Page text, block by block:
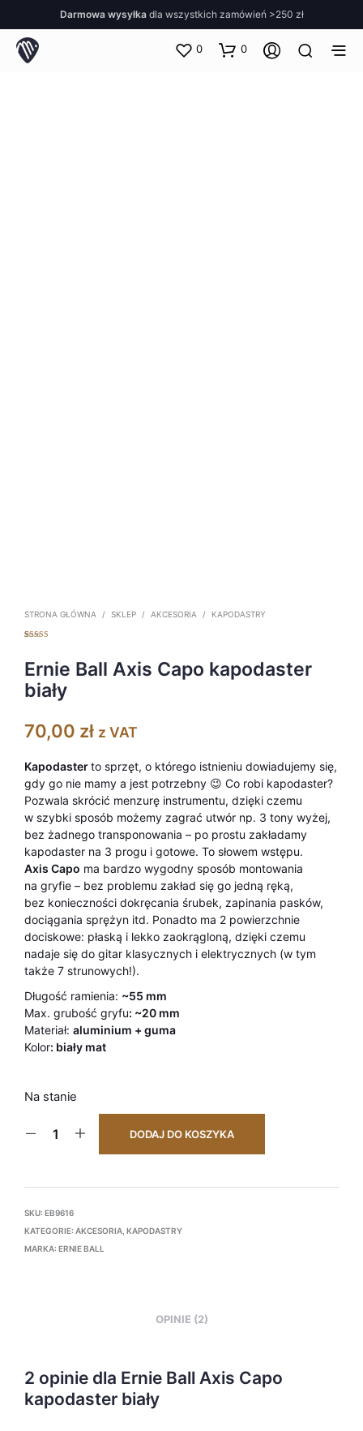
Darmowa wysyłka dla wszystkich zamówień >250 zł
0 0
STRONA GŁÓWNA / SKLEP / AKCESORIA / KAPODASTRY
podstawie
ocen
klientów
Ernie Ball Axis Capo kapodaster
biały
70,00 zł z VAT
Kapodasterto sprzęt, o którego istnieniu dowiadujemy się,
gdy go nie mamy a jest potrzebny 😉 Co robi kapodaster?
Pozwala skrócić menzurę instrumentu, dzięki czemu
w szybki sposób możemy zagrać utwór np. 3 tony wyżej,
bez żadnego transponowania – po prostu zakładamy
kapodaster na 3 progu i gotowe. To słowem wstępu.
Axis Capo ma bardzo wygodny sposób montowania
na gryfie – bez problemu zakład się go jedną ręką,
bez konieczności dokręcania śrubek, zapinania pasków,
dociągania sprężyn itd. Ponadto ma 2 powierzchnie
dociskowe: płaską i lekko zaokrągloną, dzięki czemu
nadaje się do gitar klasycznych i elektrycznych (w tym
także 7 strunowych!).
Długość ramienia: ~55 mm
Max. grubość gryfu: ~20 mm
Materiał: aluminium + guma
Kolor: biały mat
Na stanie
DODAJ DO KOSZYKA
SKU: EB9616
KATEGORIE: AKCESORIA KAPODASTRY
MARKA: ERNIE BALL
OPINIE (2)
2 opinie dla Ernie Ball Axis Capo
kapodaster biały